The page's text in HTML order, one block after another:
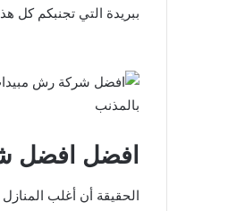
ببريدة التي تجنبكم كل
افضل افضل
الحقيقة أن أغلب